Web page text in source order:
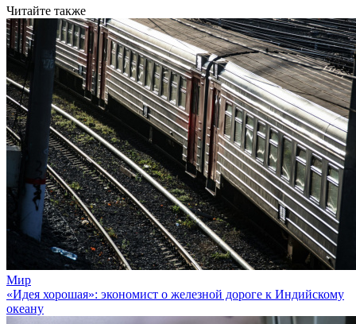
Читайте также
Мир
«Идея хорошая»: экономист о железной дороге к Индийскому
океану